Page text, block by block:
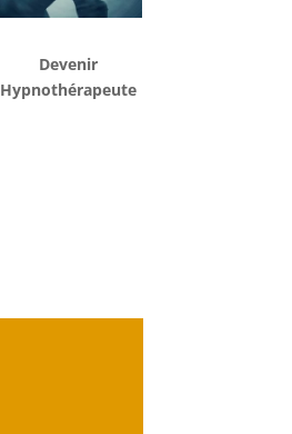
Devenir
Hypnothérapeute